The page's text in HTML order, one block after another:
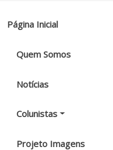
Página Inicial
Quem Somos
Notícias
Colunistas
Projeto Imagens